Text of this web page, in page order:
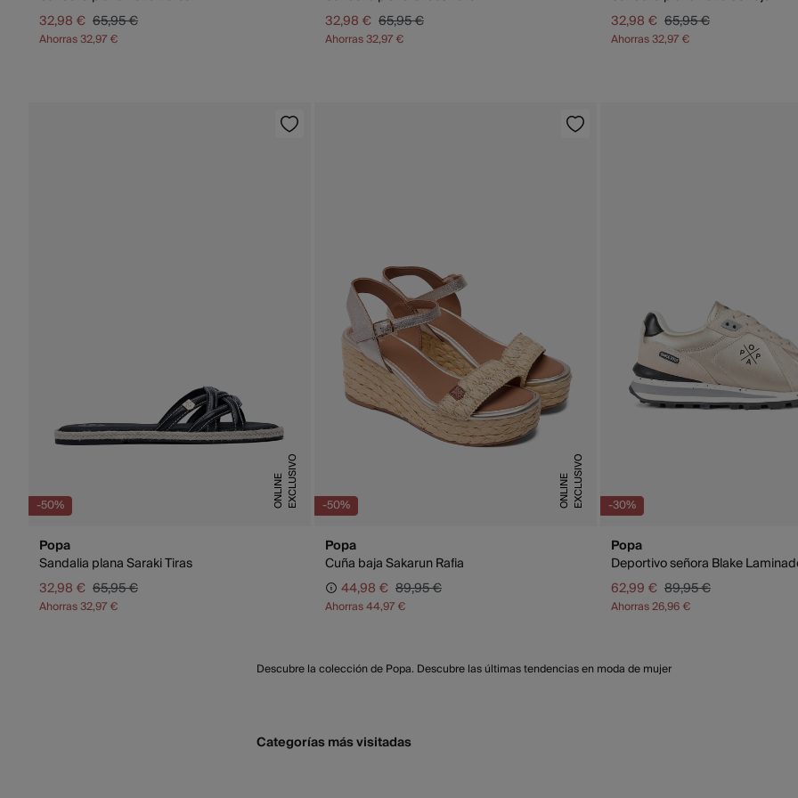
32,98 € 65,95 €
Ahorras32,97 €
32,98 € 65,95 €
Ahorras32,97 €
32,98 € 65,95 €
Ahorras32,97 €
-50% E
X
C
L
U
S
I
V
O
O
N
L
I
N
E
Popa
Sandalia plana Saraki Tiras
32,98 € 65,95 €
Ahorras32,97 €
-50% E
X
C
L
U
S
I
V
O
O
N
L
I
N
E
Popa
Cuña baja Sakarun Rafia
44,98 € 89,95 €
Ahorras44,97 €
-30%
Popa
Deportivo señora Blake
62,99 € 89,95 €
Ahorras26,96 €
Descubre la colección de Popa. Descubre las últimas tendencias en moda de mujer
Categorías más visitadas